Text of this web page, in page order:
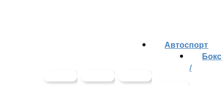
Автоспорт
Бокс
/